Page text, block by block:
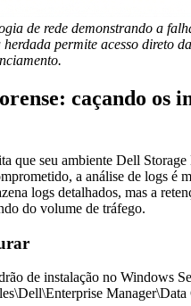
de rede demonstrando a
herdada permite acesso direto
caçando os
que seu ambiente Dell
a análise de logs é
logs detalhados, mas a
do volume de tráfego.
de instalação no Windows